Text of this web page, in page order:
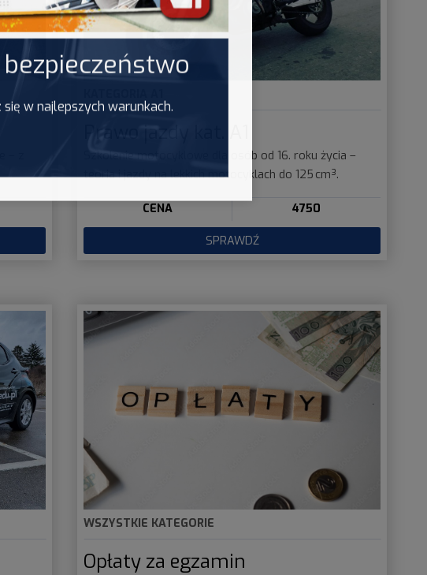
z
Prawo jazdy kat. A1
Szkolenie motocyklowe dla osób od 16. roku życia –
teoria i jazdy na lekkich motocyklach do 125 cm³.
CENA 4750
SPRAWDŹ
WSZYSTKIE KATEGORIE
Opłaty za egzamin
w najlepszych warunkach.